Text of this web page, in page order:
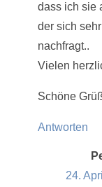
dass ich sie
der sich
nachfragt..
Vielen
Schöne
Antworten
24.